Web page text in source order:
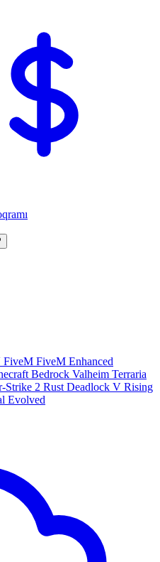
FiveM FiveM Enhanced
Bedrock Valheim Terraria
Strike 2 Rust Deadlock V Rising
Evolved